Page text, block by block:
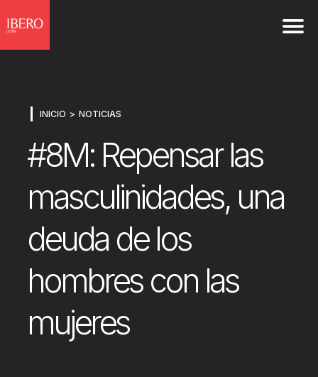
INICIO NOTICIAS
#8M: Repensar las
masculinidades, una
deuda de los
hombres con las
mujeres